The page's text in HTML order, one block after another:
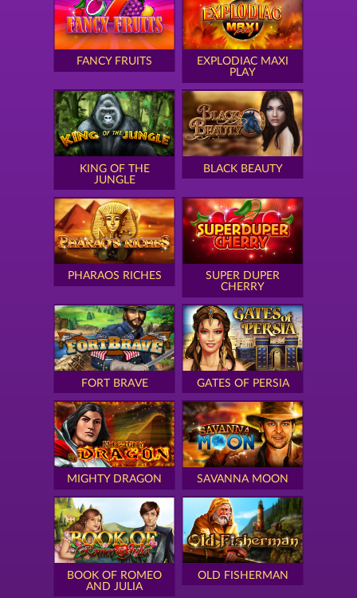
FANCY FRUITS
EXPLODIAC MAXI
PLAY
KING OF THE
JUNGLE
BLACK BEAUTY
PHARAOS RICHES
SUPER DUPER
CHERRY
FORT BRAVE GATES OF PERSIA
MIGHTY DRAGON SAVANNA MOON
BOOK OF ROMEO
AND JULIA
OLD FISHERMAN